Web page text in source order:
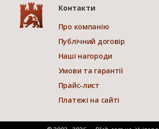
Контакти
Про компанію
Публічний договір
Наші нагороди
Умови та гарантії
Прайс-лист
Платежі на сайті